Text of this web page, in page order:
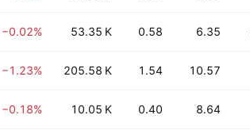
−0.02% 53.35 K 0.58 6.35
−1.23% 205.58 K 1.54 10.57
−0.18% 10.05 K 0.40 8.64